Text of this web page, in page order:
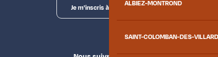
ALBIEZ-MONTROND
SAINT-COLOMBAN-DES-
Je m'inscris à la newsletter